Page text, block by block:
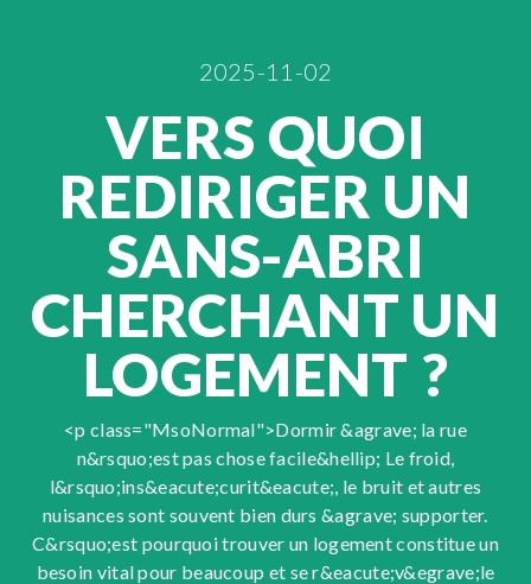
2025-11-02
VERS QUOI
REDIRIGER UN
SANS-ABRI
CHERCHANT UN
LOGEMENT ?
<p class="MsoNormal">Dormir &agrave; la rue
n&rsquo;est pas chose facile&hellip; Le froid,
l&rsquo;ins&eacute;curit&eacute;, le bruit et autres
nuisances sont souvent bien durs &agrave; supporter.
C&rsquo;est pourquoi trouver un logement constitue un
besoin vital pour beaucoup et se r&eacute;v&egrave;le